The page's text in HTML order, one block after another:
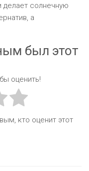
делает солнечную
а
был этот
оценить!
кто оценит этот